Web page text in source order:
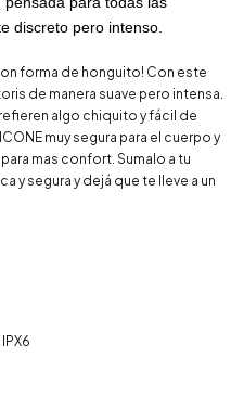
discreto pero intenso.
forma de honguito! Con este
de manera suave pero intensa.
algo chiquito y fácil de
muy segura para el cuerpo y
mas confort. Sumalo a tu
y segura y dejá que te lleve a un